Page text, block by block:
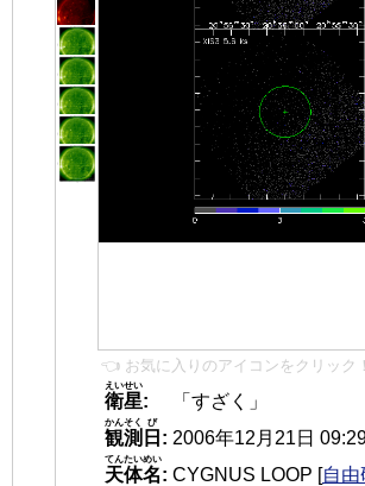
👈 お気に入りのアイコンをクリック！
衛星
えいせい
:
「すざく」
観測
かんそく
日
び
: 2006年12月21日
天体名
てんたいめい
: CYGNUS LOOP [自由